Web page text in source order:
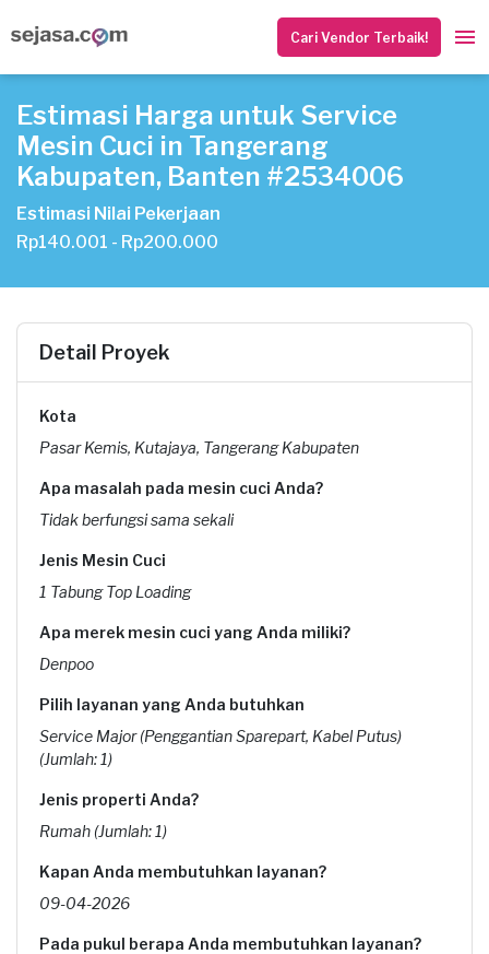
Cari Vendor Terbaik!
Estimasi Harga untuk Service
Mesin Cuci in Tangerang
Kabupaten, Banten #2534006
Estimasi Nilai Pekerjaan
Rp140.001 - Rp200.000
Detail Proyek
Kota
Pasar Kemis, Kutajaya, Tangerang Kabupaten
Apa masalah pada mesin cuci Anda?
Tidak berfungsi sama sekali
Jenis Mesin Cuci
1 Tabung Top Loading
Apa merek mesin cuci yang Anda miliki?
Denpoo
Pilih layanan yang Anda butuhkan
Service Major (Penggantian Sparepart, Kabel Putus)
(Jumlah: 1)
Jenis properti Anda?
Rumah (Jumlah: 1)
Kapan Anda membutuhkan layanan?
09-04-2026
Pada pukul berapa Anda membutuhkan layanan?